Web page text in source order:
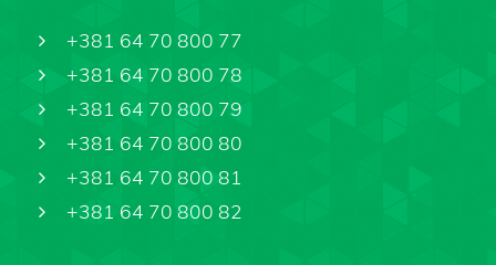
+381 64 70 800 77
+381 64 70 800 78
+381 64 70 800 79
+381 64 70 800 80
+381 64 70 800 81
+381 64 70 800 82